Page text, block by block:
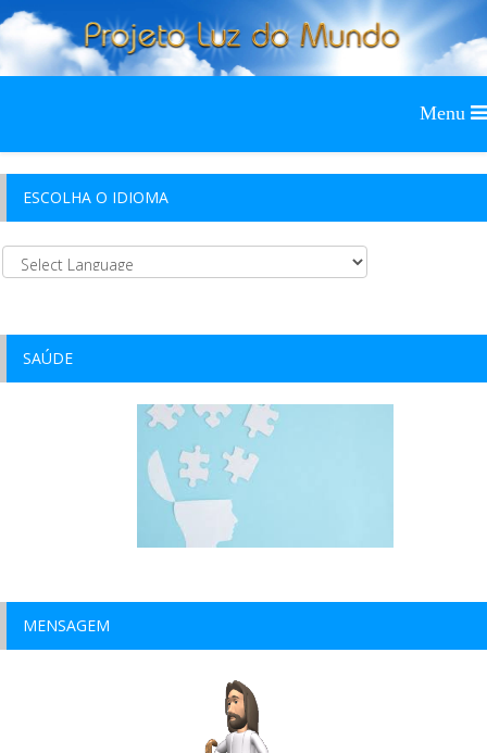
ESCOLHA O IDIOMA
SAÚDE
MENSAGEM